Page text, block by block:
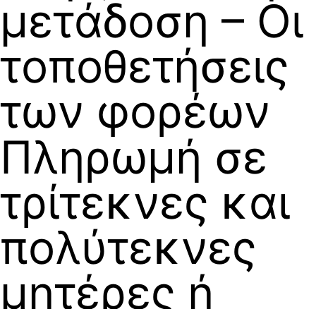
μετάδοση – Οι
τοποθετήσεις
των φορέων
Πληρωμή σε
τρίτεκνες και
πολύτεκνες
μητέρες ή